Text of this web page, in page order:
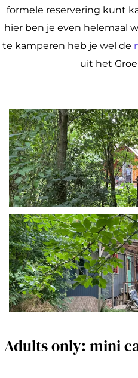
formele reservering kunt
hier ben je even helemaal
te kamperen heb je wel de
uit het
Adults only: mini